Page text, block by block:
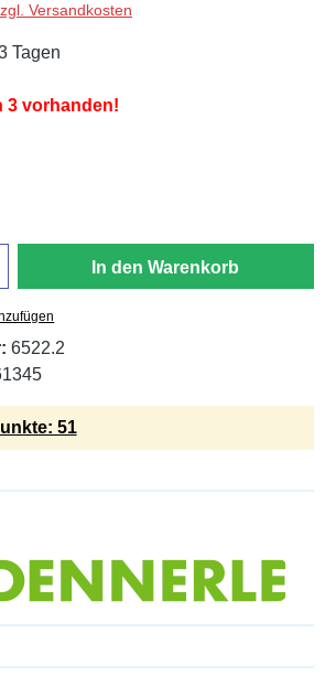
Versandkosten
Tagen
3 vorhanden!
In den Warenkorb
6522.2
51